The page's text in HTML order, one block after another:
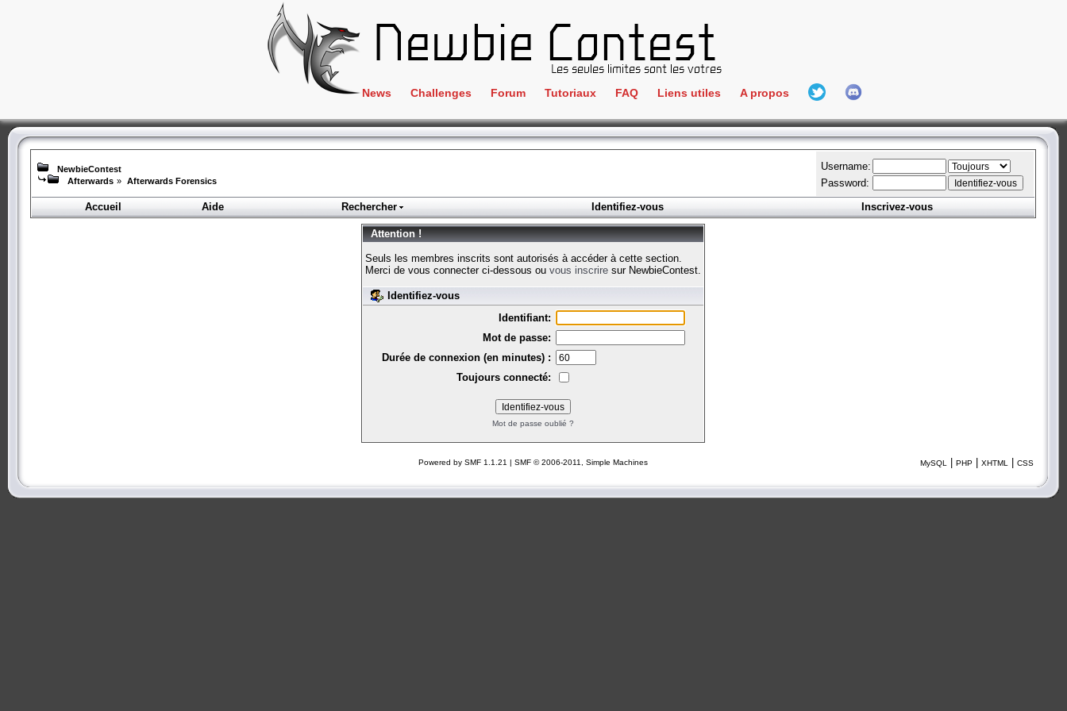
News Challenges
Crackme
ClientSide
Forensics
Hacking
Programmation
Stéganographie
Tous les challenges
Forum Tutoriaux FAQ Liens utiles
IRC
Newbie Connect
Partenaires
Réglement
Goodies
A propos
L'équipe
Hall Of Fame
NewbieContest
Afterwards » Afterwards Forensics
Username:
Password:
Accueil
Aide Rechercher Identifiez-vous Inscrivez-vous
Attention !
Seuls les membres inscrits sont autorisés à accéder à cette section.
Merci de vous connecter ci-dessous ou vous inscrire sur NewbieContest.
Identifiez-vous
Identifiant:
Mot de passe:
Durée de connexion (en minutes) :
Toujours connecté:
Mot de passe oublié ?
Powered by SMF 1.1.21 | SMF © 2006-2011, Simple Machines MySQL | PHP | XHTML | CSS